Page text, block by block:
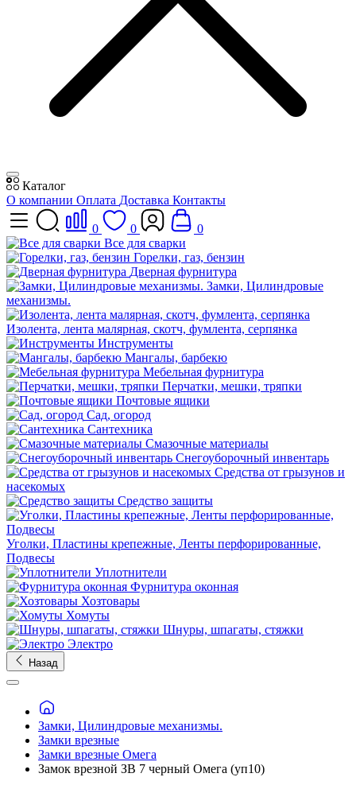
Каталог
О компании Оплата Доставка Контакты
0 0
0
Все для сварки
Горелки, газ, бензин
Дверная фурнитура
Замки, Цилиндровые
механизмы.
Изолента, лента малярная, скотч, фумлента, серпянка
Инструменты
Мангалы, барбекю
Мебельная фурнитура
Перчатки, мешки, тряпки
Почтовые ящики
Сад, огород
Сантехника
Смазочные материалы
Снегоуборочный инвентарь
Средства от грызунов и
насекомых
Средство защиты
Уголки, Пластины крепежные, Ленты перфорированные,
Подвесы
Уплотнители
Фурнитура оконная
Хозтовары
Хомуты
Шнуры, шпагаты, стяжки
Электро
Назад
Замки, Цилиндровые механизмы.
Замки врезные
Замки врезные Омега
Замок врезной ЗВ 7 черный Омега (уп10)